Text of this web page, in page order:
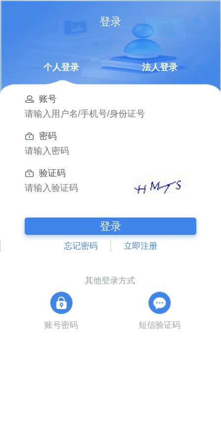
登录
个人登录 法人登录
账号
密码
验证码
登录
忘记密码 立即注册
其他登录方式
账号密码 短信验证码